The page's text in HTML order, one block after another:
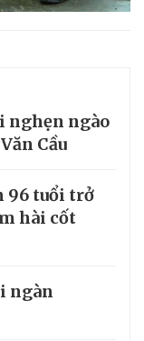
nghẹn ngào
Cầu
96 tuổi trở
hài cốt
ngàn